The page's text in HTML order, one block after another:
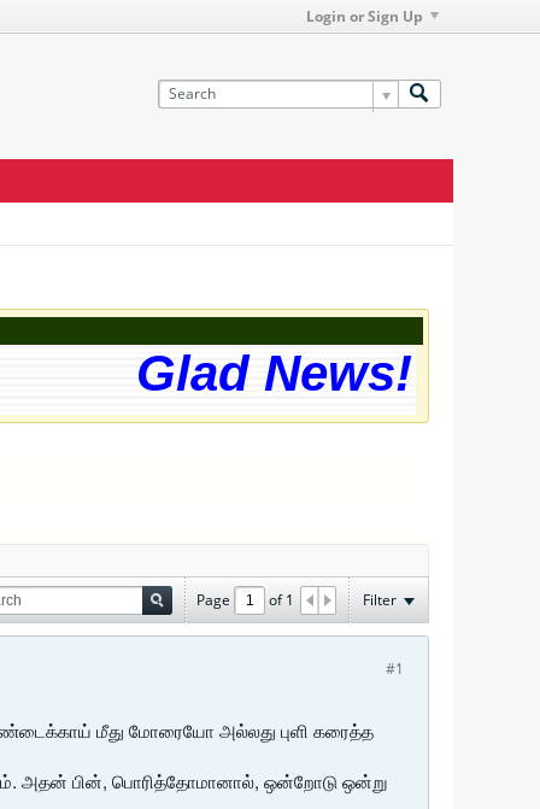
Login or Sign Up
Glad News!
Page of1 Filter
#1
மீது மோரையோ அல்லது புளி கரைத்த
அதன் பின், பொரித்தோமானால், ஒன்றோடு ஒன்று